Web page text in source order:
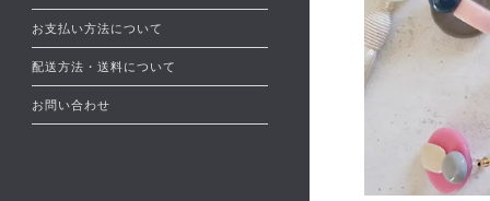
お支払い方法について
配送方法・送料について
お問い合わせ